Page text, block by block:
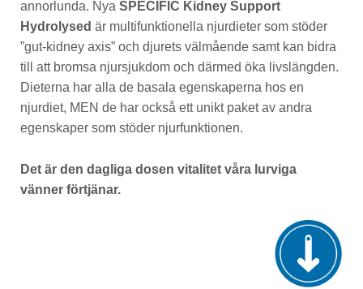
annorlunda. NyaSPECIFIC Kidney Support
Hydrolysedär multifunktionella njurdieter som stöder
”gut-kidney axis” och djurets välmående samt kan bidra
till att bromsa njursjukdom och därmed öka livslängden.
Dieterna har alla de basala egenskaperna hos en
njurdiet, MEN de har också ett unikt paket av andra
egenskaper som stöder njurfunktionen.
Det är den dagliga dosen vitalitet våra lurviga
vänner förtjänar.